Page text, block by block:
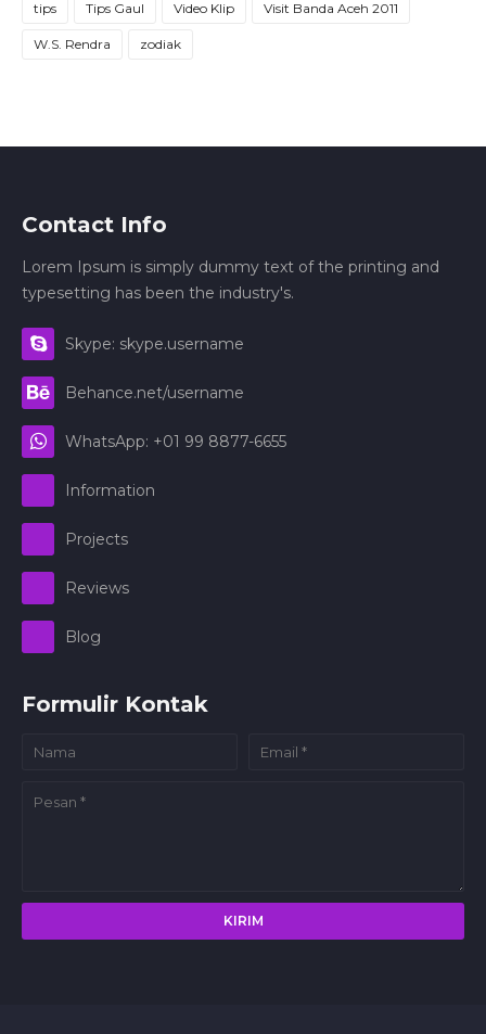
tips Tips Gaul Video Klip Visit Banda Aceh 2011
W.S. Rendra zodiak
Contact Info
Lorem Ipsum is simply dummy text of the printing and
typesetting has been the industry's.
Skype: skype.username
Behance.net/username
WhatsApp: +01 99 8877-6655
Information
Projects
Reviews
Blog
Formulir Kontak